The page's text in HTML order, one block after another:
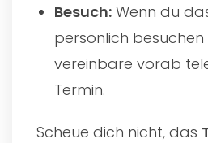
Besuch: Wenn du
persönlich
vereinbare vorab
Termin.
Scheue dich nicht, das